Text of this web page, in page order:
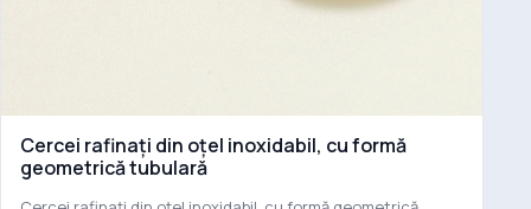
Cercei rafinați din oțel inoxidabil, cu formă
geometrică tubulară